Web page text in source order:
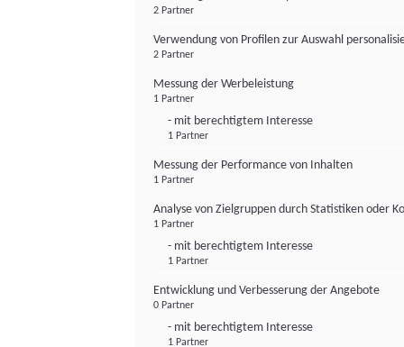
2 Partner
Verwendung von Profilen zur Auswahl
2 Partner
Messung der Werbeleistung
1 Partner
- mit berechtigtem Interesse
1 Partner
Messung der Performance von Inhalten
1 Partner
Analyse von Zielgruppen durch Statistiken oder
1 Partner
- mit berechtigtem Interesse
1 Partner
Entwicklung und Verbesserung der Angebote
0 Partner
- mit berechtigtem Interesse
1 Partner